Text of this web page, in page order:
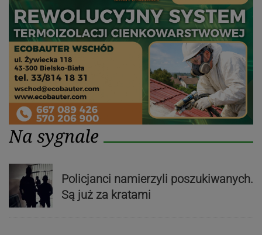
Na sygnale
Policjanci namierzyli poszukiwanych.
Są już za kratami